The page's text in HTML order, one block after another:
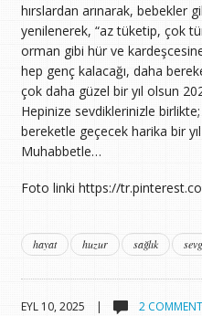
hırslardan arınarak, bebekler
yenilenerek, “az tüketip, çok
orman gibi hür ve
hep genç kalacağı, daha
çok daha güzel bir yıl olsun
Hepinize sevdiklerinizle
bereketle geçecek harika bir
Muhabbetle…
Foto linki https://
hayat huzur sağlık
EYL 10, 2025 | 2